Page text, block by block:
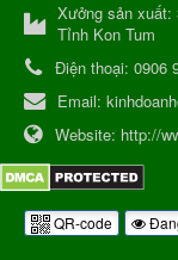
Xưởng sản xuất:
Tỉnh Kon Tum
Điện thoại: 0906
Email:
Website: http://
QR-code